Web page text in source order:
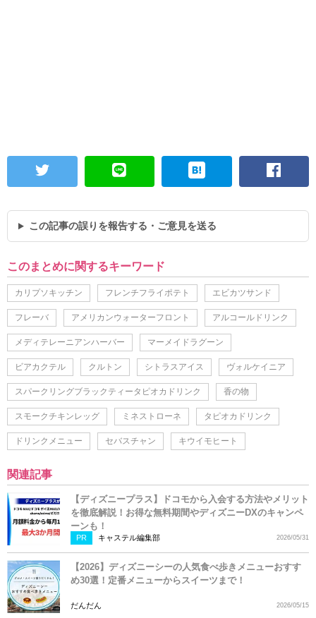
この記事の誤りを報告する・ご意見を送る
このまとめに関するキーワード
カリプソキッチン フレンチフライポテト エビカツサンド
フレーバ アメリカンウォーターフロント アルコールドリンク
メディテレーニアンハーバー マーメイドラグーン
ビアカクテル クルトン シトラスアイス ヴォルケイニア
スパークリングブラックティータピオカドリンク 香の物
スモークチキンレッグ ミネストローネ タピオカドリンク
ドリンクメニュー セバスチャン キウイモヒート
関連記事
【ディズニープラス】ドコモから入会する方法やメリット
を徹底解説！お得な無料期間やディズニーDXのキャンペ
ーンも！
PR キャステル編集部 2026/05/31
【2026】ディズニーシーの人気食べ歩きメニューおすす
め30選！定番メニューからスイーツまで！
だんだん 2026/05/15